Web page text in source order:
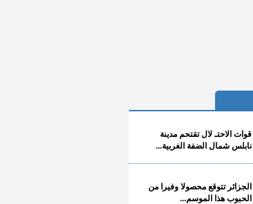
قوات الاحتـ لال تقتحم مدينة
نابلس شمال الضفة الغربية...
الجزائر تتوقع محصولا وفيرا من
الحبوب هذا الموسم...